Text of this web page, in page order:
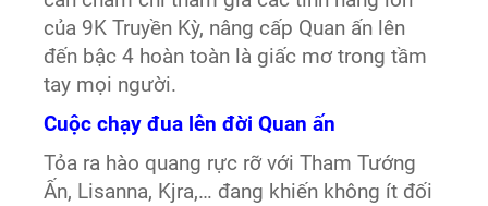
của 9K Truyền Kỳ, nâng cấp Quan ấn lên
đến bậc 4 hoàn toàn là giấc mơ trong tầm
tay mọi người.
Cuộc chạy đua lên đời Quan ấn
Tỏa ra hào quang rực rỡ với Tham Tướng
Ấn, Lisanna, Kjra,… đang khiến không ít đối